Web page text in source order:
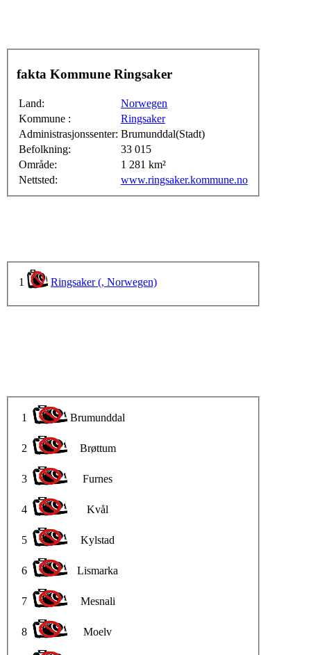
fakta Kommune Ringsaker
Land:
Norwegen
Kommune :
Ringsaker
Administrasjonssenter: Brumunddal(Stadt)
Befolkning:
33 015
Område:
1 281 km²
Nettsted:
www.ringsaker.kommune.no
1 Ringsaker (, Norwegen)
1 Brumunddal
2 Brøttum
3 Furnes
4 Kvål
5 Kylstad
6 Lismarka
7 Mesnali
8 Moelv